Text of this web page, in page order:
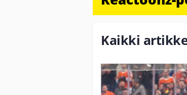
Kaikki